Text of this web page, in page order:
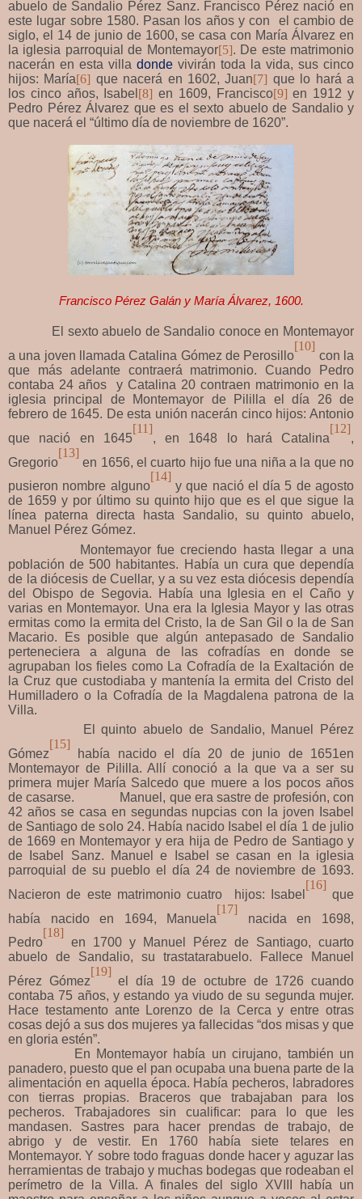
abuelo de Sandalio Pérez Sanz. Francisco Pérez nació en
este lugar sobre 1580. Pasan los años y con el cambio de
siglo, el 14 de junio de 1600, se casa con María Álvarez en
la iglesia parroquial de Montemayor[5]. De este matrimonio
nacerán en esta villa donde vivirán toda la vida, sus cinco
hijos: María[6] que nacerá en 1602, Juan[7] que lo hará a
los cinco años, Isabel [8] en 1609, Francisco[9] en 1912 y
Pedro Pérez Álvarez que es el sexto abuelo de Sandalio y
que nacerá el “último día de noviembre de 1620”.
Francisco Pérez Galán y María Álvarez, 1600.
El sexto abuelo de Sandalio conoce en Montemayor
a una joven llamada Catalina Gómez de Perosillo
[10]
con la
que más adelante contraerá matrimonio. Cuando Pedro
contaba 24 años y Catalina 20 contraen matrimonio en la
iglesia principal de Montemayor de Pililla el día 26 de
febrero de 1645. De esta unión nacerán cinco hijos: Antonio
que nació en 1645
[11]
, en 1648 lo hará Catalina
[12]
,
Gregorio
[13]
en 1656, el cuarto hijo fue una niña a la que no
pusieron nombre alguno
[14]
y que nació el día 5 de agosto
de 1659 y por último su quinto hijo que es el que sigue la
línea paterna directa hasta Sandalio, su quinto abuelo,
Manuel Pérez Gómez.
Montemayor fue creciendo hasta llegar a una
población de 500 habitantes. Había un cura que dependía
de la diócesis de Cuellar, y a su vez esta diócesis dependía
del Obispo de Segovia. Había una Iglesia en el Caño y
varias en Montemayor. Una era la Iglesia Mayor y las otras
ermitas como la ermita del Cristo, la de San Gil o la de San
Macario. Es posible que algún antepasado de Sandalio
perteneciera a alguna de las cofradías en donde se
agrupaban los fieles como La Cofradía de la Exaltación de
la Cruz que custodiaba y mantenía la ermita del Cristo del
Humilladero o la Cofradía de la Magdalena patrona de la
Villa.
El quinto abuelo de Sandalio, Manuel Pérez
Gómez
[15]
había nacido el día 20 de junio de 1651en
Montemayor de Pililla. Allí conoció a la que va a ser su
primera mujer María Salcedo que muere a los pocos años
de casarse. Manuel, que era sastre de profesión, con
42 años se casa en segundas nupcias con la joven Isabel
de Santiago de solo 24. Había nacido Isabel el día 1 de julio
de 1669 en Montemayor y era hija de Pedro de Santiago y
de Isabel Sanz. Manuel e Isabel se casan en la iglesia
parroquial de su pueblo el día 24 de noviembre de 1693.
Nacieron de este matrimonio cuatro hijos: Isabel
[16]
que
había nacido en 1694, Manuela
[17]
nacida en 1698,
Pedro
[18]
en 1700 y Manuel Pérez de Santiago, cuarto
abuelo de Sandalio, su trastatarabuelo. Fallece Manuel
Pérez Gómez
[19]
el día 19 de octubre de 1726 cuando
contaba 75 años, y estando ya viudo de su segunda mujer.
Hace testamento ante Lorenzo de la Cerca y entre otras
cosas dejó a sus dos mujeres ya fallecidas “dos misas y que
en gloria estén”.
En Montemayor había un cirujano, también un
panadero, puesto que el pan ocupaba una buena parte de la
alimentación en aquella época. Había pecheros, labradores
con tierras propias. Braceros que trabajaban para los
pecheros. Trabajadores sin cualificar: para lo que les
mandasen. Sastres para hacer prendas de trabajo, de
abrigo y de vestir. En 1760 había siete telares en
Montemayor. Y sobre todo fraguas donde hacer y aguzar las
herramientas de trabajo y muchas bodegas que rodeaban el
perímetro de la Villa. A finales del siglo XVIII había un